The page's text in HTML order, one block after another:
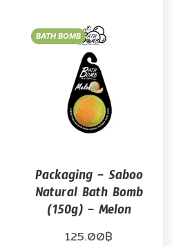
BATH BOMB
Packaging – Saboo
Natural Bath Bomb
(150g) – Melon
125.00฿